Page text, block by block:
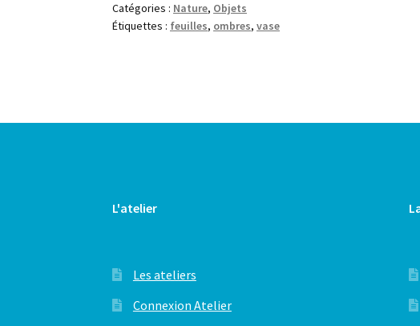
Catégories : Nature, Objets
Étiquettes : feuilles, ombres,vase
L'atelier
Les ateliers
Connexion Atelier